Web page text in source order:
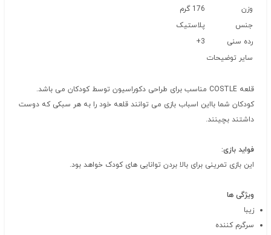
وزن
176 گرم
جنس
پلاستیک
رده سنی
3+
سایر توضیحات
قلعه COSTLE مناسب برای طراحی دکوراسیون توسط کودکان می باشد.
کودکان شما بااین اسباب بازی می توانند قلعه خود را به هر سبکی که دوست
داشتند بچینند.
فواید بازی:
این بازی تمرینی برای بالا بردن توانایی های کودک خواهد بود.
ویژگی ها
زیبا
سرگرم کننده